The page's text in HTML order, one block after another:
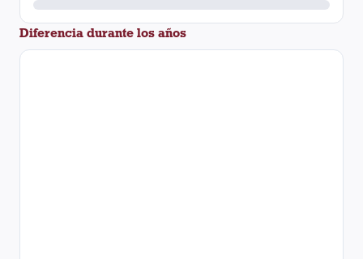
Diferencia durante los años